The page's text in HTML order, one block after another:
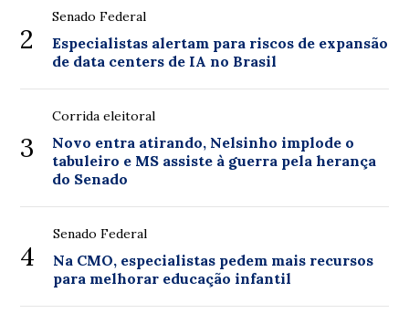
2
Senado Federal
Especialistas alertam para riscos de expansão
de data centers de IA no Brasil
3
Corrida eleitoral
Novo entra atirando, Nelsinho implode o
tabuleiro e MS assiste à guerra pela herança
do Senado
4
Senado Federal
Na CMO, especialistas pedem mais recursos
para melhorar educação infantil